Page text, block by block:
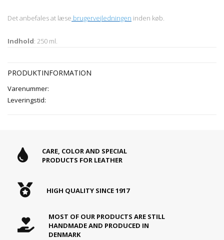
Det anbefales at læse brugervejledningen inden køb.
Indhold: 250 ml.
PRODUKTINFORMATION
Varenummer:
Leveringstid:
CARE, COLOR AND SPECIAL
PRODUCTS FOR LEATHER
HIGH QUALITY SINCE 1917
MOST OF OUR PRODUCTS ARE STILL
HANDMADE AND PRODUCED IN
DENMARK